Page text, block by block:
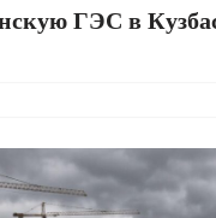
ГЭС в